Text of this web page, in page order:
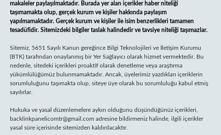
makaleler paylaşılmaktadır. Burada yer alan içerikler haber niteliği
taşımamakta olup, gerçek kurum ve kişiler hakkında paylaşım
yapılmamaktadır. Gerçek kurum ve kişiler ile isim benzerlikleri tamamen
tesadüfidir. Sitemizdeki bilgiler taslak halindedir ve tavsiye niteliği taşımazlar.
Sitemiz, 5651 Sayılı Kanun gereğince Bilgi Teknolojileri ve İletişim Kurumu
(BTK) tarafından onaylanmış bir Yer Sağlayıcı olarak hizmet vermektedir. Bu
nedenle, sitedeki içerikleri proaktif olarak denetleme veya araştırma
yükümlülüğümüz bulunmamaktadır. Ancak, üyelerimiz yazdıkları içeriklerin
sorumluluğunu taşımakta olup, siteye üye olarak bu sorumluluğu kabul etmiş
sayılırlar.
Hukuka ve yasal düzenlemelere aykırı olduğunu düşündüğünüz içerikleri,
backlinkpanelicomtr@gmail.com adresine bildirmeniz halinde, ilgili içerikler
yasal süre içerisinde sitemizden kaldırılacaktır.